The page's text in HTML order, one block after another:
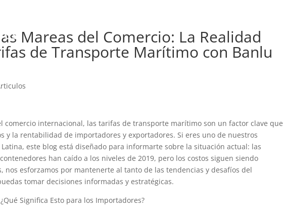
Mareas del Comercio: La Realidad
de Transporte Marítimo con Banlu
comercio internacional, las tarifas de transporte marítimo son un factor clave que
y la rentabilidad de importadores y exportadores. Si eres uno de nuestros
este blog está diseñado para informarte sobre la situación actual: las
han caído a los niveles de 2019, pero los costos siguen siendo
nos esforzamos por mantenerte al tanto de las tendencias y desafíos del
tomar decisiones informadas y estratégicas.
Significa Esto para los Importadores?